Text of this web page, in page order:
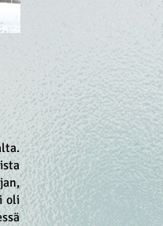
oli